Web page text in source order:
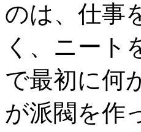
のは、仕事
く、ニート
で最初に何
が派閥を作